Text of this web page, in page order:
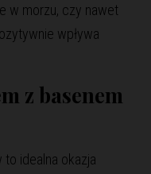
w morzu, czy nawet
wpływa
z basenem
idealna okazja